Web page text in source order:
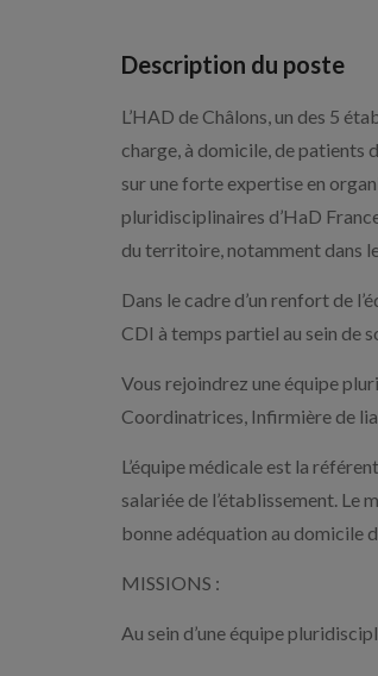
Description du poste
L’HAD de Châlons, un des 5
charge, à domicile, de patients
sur une forte expertise en
pluridisciplinaires d’HaD
du territoire, notamment dans
Dans le cadre d’un renfort de
CDI à temps partiel au sein de
Vous rejoindrez une équipe
Coordinatrices, Infirmière de
L’équipe médicale est la
salariée de l’établissement. Le
bonne adéquation au domicile
MISSIONS :
Au sein d’une équipe